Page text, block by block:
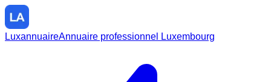
LuxannuaireAnnuaire professionnel Luxembourg